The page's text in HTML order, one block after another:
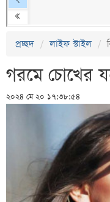
প্রচ্ছদ লাইফ স্টাইল
গরমে চোখের
২০২৪ মে ২০ ১৭:৩৮:৫৪